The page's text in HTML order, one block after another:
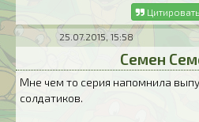
Цитировать
25.07.2015, 15:58
Семен
Мне чем то серия напомнила
солдатиков.